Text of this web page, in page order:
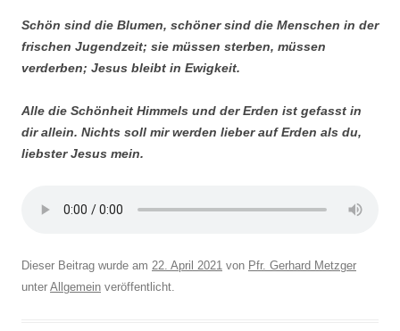
Schön sind die Blumen, schöner sind die Menschen in der
frischen Jugendzeit; sie müssen sterben, müssen
verderben; Jesus bleibt in Ewigkeit.
Alle die Schönheit Himmels und der Erden ist gefasst in
dir allein. Nichts soll mir werden lieber auf Erden als du,
liebster Jesus mein.
Dieser Beitrag wurde am 22. April 2021 von Pfr. Gerhard Metzger
unter Allgemein veröffentlicht.